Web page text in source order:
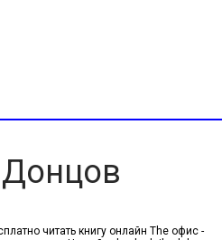
читать книгу онлайн The офис -